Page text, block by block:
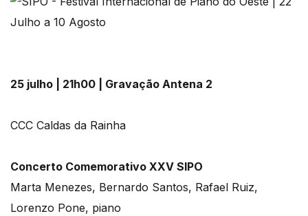
25 julho | 21h00 | Gravação Antena 2
CCC Caldas da Rainha
Concerto Comemorativo XXV SIPO
Marta Menezes, Bernardo Santos, Rafael Ruiz,
Lorenzo Pone, piano